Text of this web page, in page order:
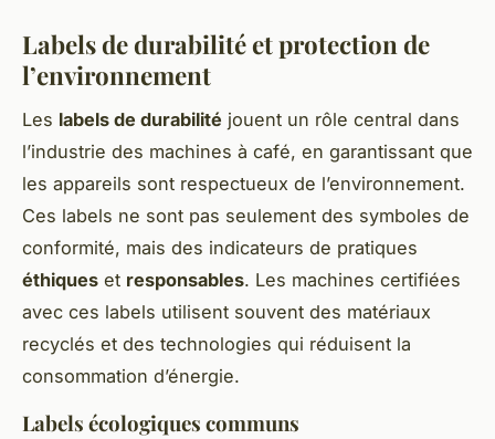
Labels de durabilité et protection de
l’environnement
Les labels de durabilité jouent un rôle central dans
l’industrie des machines à café, en garantissant que
les appareils sont respectueux de l’environnement.
Ces labels ne sont pas seulement des symboles de
conformité, mais des indicateurs de pratiques
éthiques et responsables. Les machines certifiées
avec ces labels utilisent souvent des matériaux
recyclés et des technologies qui réduisent la
consommation d’énergie.
Labels écologiques communs